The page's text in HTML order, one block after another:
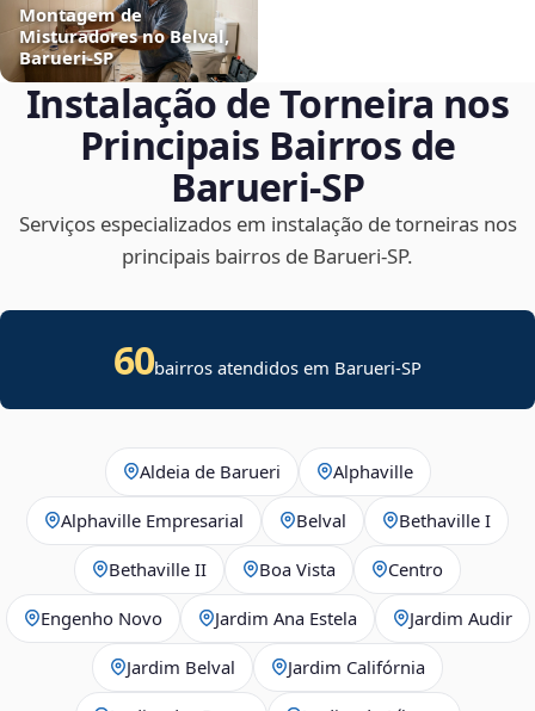
Montagem de
Misturadores no Belval,
Barueri‑SP
Instalação de Torneira nos
Principais Bairros de
Barueri‑SP
Serviços especializados em instalação de torneiras nos
principais bairros de Barueri‑SP.
60bairros atendidos em Barueri-SP
Aldeia de Barueri Alphaville
Alphaville Empresarial Belval Bethaville I
Bethaville II Boa Vista Centro
Engenho Novo Jardim Ana Estela Jardim Audir
Jardim Belval Jardim Califórnia